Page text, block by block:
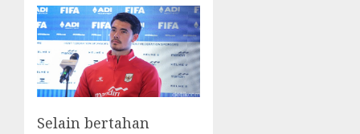
Selain bertahan